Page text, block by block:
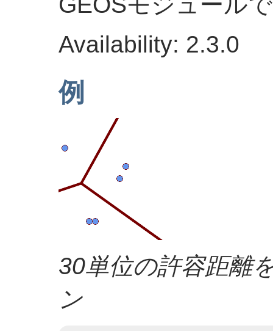
Availability: 2.3.0
例
30単位の許容距離
ン